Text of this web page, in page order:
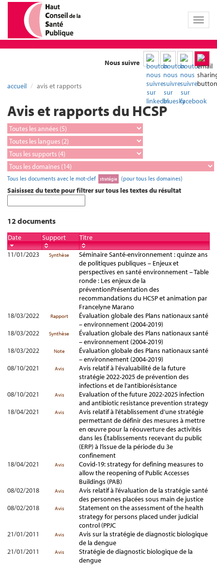
Toggle
Nous suivre
accueil avis et rapports
Avis et rapports du HCSP
Tous les documents avec le mot-clef stratégie (pour tous les domaines)
Saisissez du texte pour filtrer sur tous les textes du résultat
12 documents
Date Support
Titre
11/01/2023
Synthèse
Séminaire Santé-environnement : quinze ans
de politiques publiques – Enjeux et
perspectives en santé environnement – Table
ronde : Les enjeux de la
préventionPrésentation des
recommandations du HCSP et animation par
Francelyne Marano
18/03/2022
Rapport
Évaluation globale des Plans nationaux santé
– environnement (2004-2019)
18/03/2022
Synthèse
Évaluation globale des Plans nationaux santé
– environnement (2004-2019)
18/03/2022
Note
Évaluation globale des Plans nationaux santé
– environnement (2004-2019)
08/10/2021
Avis
Avis relatif à l'évaluabilité de la future
stratégie 2022-2025 de prévention des
infections et de l’antibiorésistance
08/10/2021
Avis
Evaluation of the future 2022-2025 infection
and antibiotic resistance prevention strategy
18/04/2021
Avis
Avis relatif à l’établissement d’une stratégie
permettant de définir des mesures à mettre
en œuvre pour la réouverture des activités
dans les Établissements recevant du public
(ERP) à l’issue de la période du 3e
confinement
18/04/2021
Avis
Covid-19: strategy for defining measures to
allow the reopening of Public Accesses
Buildings (PAB)
08/02/2018
Avis
Avis relatif à l’évaluation de la stratégie santé
des personnes placées sous main de justice
08/02/2018
Avis
Statement on the assessment of the health
strategy for persons placed under judicial
control (PPJC
21/01/2011
Avis
Avis sur la stratégie de diagnostic biologique
de la dengue
21/01/2011
Avis
Stratégie de diagnostic biologique de la
dengue